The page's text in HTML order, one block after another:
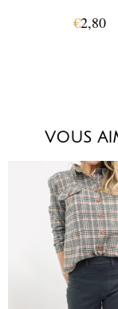
€2,80
VOUS